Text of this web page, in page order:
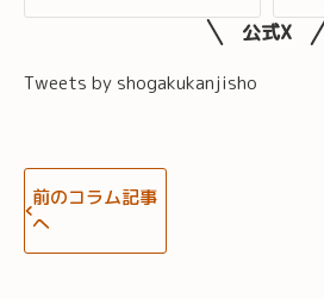
公式X
Tweets by shogakukanjisho
前のコラム記事
へ